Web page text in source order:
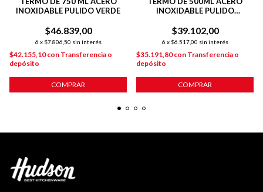
INOXIDABLE PULIDO VERDE
$46.839,00
6 x $7.806,50 sin interés
$42.155,10con Transferencia o
depósito
COMPRAR
INOXIDABLE PULIDO
$39.102,00
6 x $6.517,00 sin interés
$35.191,80con Transferencia o
depósito
COMPRAR